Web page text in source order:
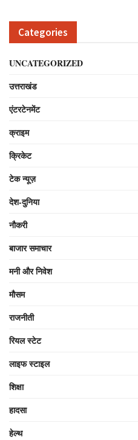
Categories
UNCATEGORIZED
उत्तराखंड
एंटरटेनमेंट
क्राइम
क्रिकेट
टेक न्यूज़
देश-दुनिया
नौकरी
बाजार समाचार
मनी और निवेश
मौसम
राजनीती
रियल स्टेट
लाइफ स्टाइल
शिक्षा
हादसा
हेल्थ